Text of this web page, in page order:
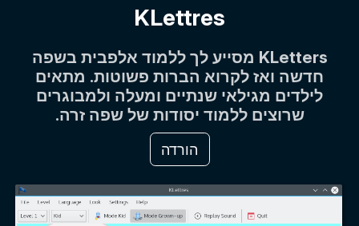
KLettres
KLetters מסייע לך ללמוד אלפבית בשפה
חדשה ואז לקרוא הברות פשוטות. מתאים
לילדים מגילאי שנתיים ומעלה ולמבוגרים
שרוצים ללמוד יסודות של שפה זרה.
הורדה